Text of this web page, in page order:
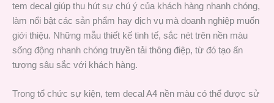
tem decal giúp thu hút sự chú ý của khách hàng nhanh chóng,
làm nổi bật các sản phẩm hay dịch vụ mà doanh nghiệp muốn
giới thiệu. Những mẫu thiết kế tinh tế, sắc nét trên nền màu
sống động nhanh chóng truyền tải thông điệp, từ đó tạo ấn
tượng sâu sắc với khách hàng.
Trong tổ chức sự kiện, tem decal A4 nền màu có thể được sử